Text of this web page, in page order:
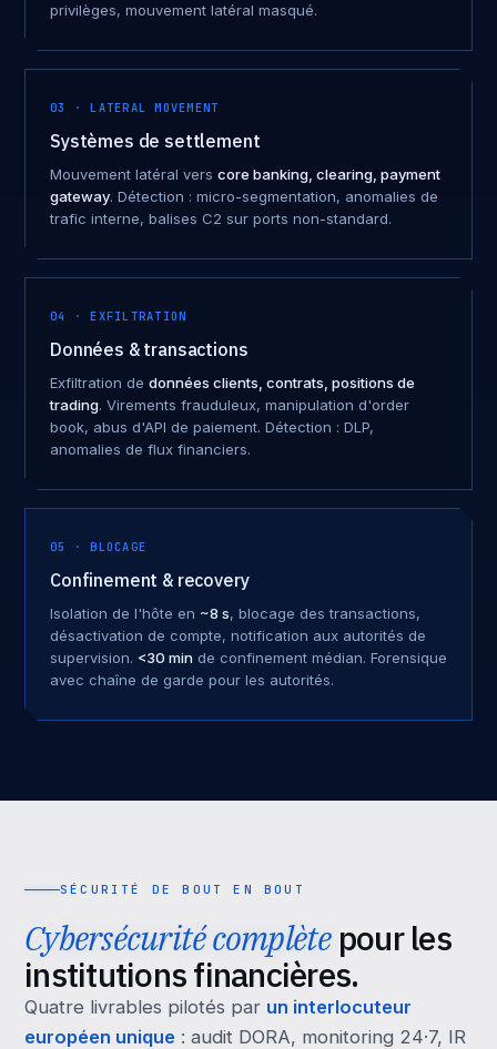
privilèges, mouvement latéral masqué.
03 · LATERAL MOVEMENT
Systèmes de settlement
Mouvement latéral vers core banking, clearing, payment
gateway. Détection : micro-segmentation, anomalies de
trafic interne, balises C2 sur ports non-standard.
04 · EXFILTRATION
Données & transactions
Exfiltration de données clients, contrats, positions de
trading. Virements frauduleux, manipulation d'order
book, abus d'API de paiement. Détection : DLP,
anomalies de flux financiers.
05 · BLOCAGE
Confinement & recovery
Isolation de l'hôte en ~8 s, blocage des transactions,
désactivation de compte, notification aux autorités de
supervision. <30 min de confinement médian. Forensique
avec chaîne de garde pour les autorités.
SÉCURITÉ DE BOUT EN BOUT
Cybersécurité complètepour les
institutions financières.
Quatre livrables pilotés par un interlocuteur
européen unique : audit DORA, monitoring 24·7, IR